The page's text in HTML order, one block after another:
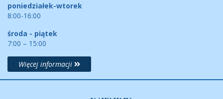
poniedziałek-wtorek
8:00-16:00
środa - piątek
7:00 – 15:00
Więcej informacji